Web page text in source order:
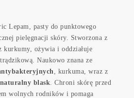
Lepam, pasty do punktowego
pielęgnacji skóry. Stworzona z
kurkumy, ożywia i oddziałuje
Naukowo znana ze
, kurkuma, wraz z
blask . Chroni skórę przed
wolnych rodników i pomaga